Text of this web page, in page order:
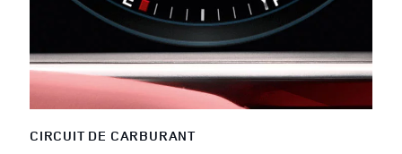
CIRCUIT DE CARBURANT